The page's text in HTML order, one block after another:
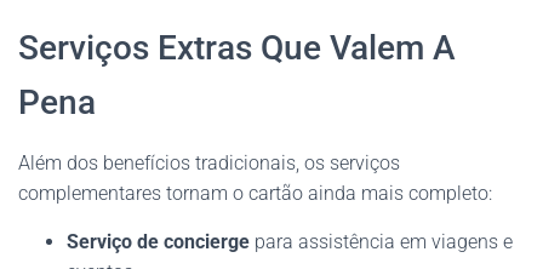
Serviços Extras Que Valem A
Pena
Além dos benefícios tradicionais, os serviços
complementares tornam o cartão ainda mais completo:
Serviço de concierge para assistência em viagens e